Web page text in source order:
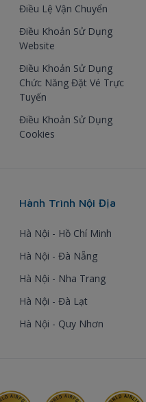
Điều Lệ Vận Chuyển
Điều Khoản Sử Dụng
Website
Điều Khoản Sử Dụng
Chức Năng Đặt Vé Trực
Tuyến
Điều Khoản Sử Dụng
Cookies
Hành Trình Nội Địa
Hà Nội - Hồ Chí Minh
Hà Nội - Đà Nẵng
Hà Nội - Nha Trang
Hà Nội - Đà Lạt
Hà Nội - Quy Nhơn